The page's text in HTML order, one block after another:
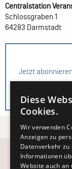
Centralstation
Schlossgraben 1
64283 Darmstadt
Jetzt
Diese
Cookies.
Wir verwenden
Anzeigen zu
Datenverkehr
Informationen
Website auch an